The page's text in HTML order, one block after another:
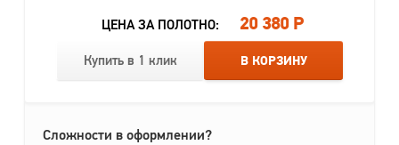
ЦЕНА ЗА ПОЛОТНО: 20 380 Р
Купить в 1 клик В КОРЗИНУ
Сложности в оформлении?